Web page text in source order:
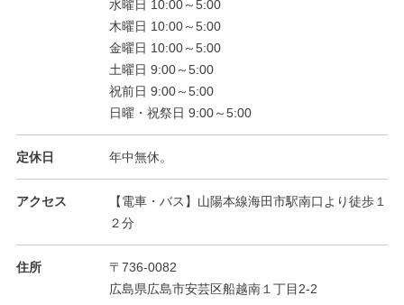
水曜日 10:00～5:00
木曜日 10:00～5:00
金曜日 10:00～5:00
土曜日 9:00～5:00
祝前日 9:00～5:00
日曜・祝祭日 9:00～5:00
定休日 年中無休。
アクセス
【電車・バス】山陽本線海田市駅南口より徒歩１
２分
住所
〒736-0082
広島県広島市安芸区船越南１丁目2-2